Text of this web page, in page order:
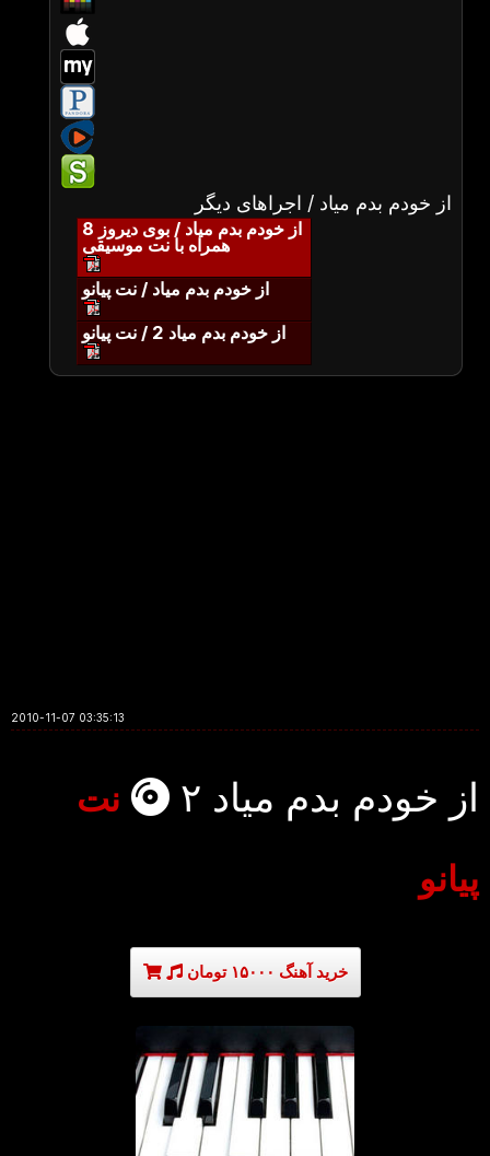
از خودم بدم میاد / اجراهای دیگر
از خودم بدم میاد / بوی دیروز 8
همراه با نت موسیقی
از خودم بدم میاد / نت پیانو
از خودم بدم میاد 2 / نت پیانو
2010-11-07 03:35:13
از خودم بدم میاد ۲ نت
پیانو
خرید آهنگ ۱۵۰۰۰ تومان